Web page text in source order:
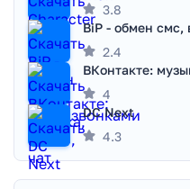
3.8
2.4
4
DC Next
4.3